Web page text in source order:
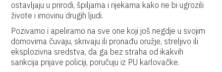
ostavljaju u prirodi, špiljama i rijekama kako ne bi ugrozili
živote i imovinu drugih ljudi.
Pozivamo i apeliramo na sve one koji još negdje u svojim
domovima čuvaju, skrivaju ili pronađu oružje, streljivo ili
eksplozivna sredstva, da ga bez straha od ikakvih
sankcija prijave policiji, poručuju iz PU karlovačke.